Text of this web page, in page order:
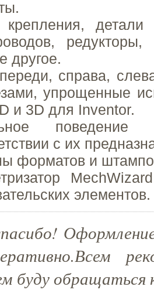
крепления, детали
редукторы,
другое.
справа,
упрощенные
и 3D для Inventor.
поведение
с их
форматов и
элементов.
буду